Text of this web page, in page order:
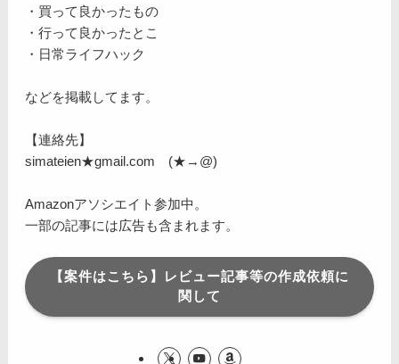
・買って良かったもの
・行って良かったとこ
・日常ライフハック
などを掲載してます。
【連絡先】
simateien★gmail.com (★→@)
Amazonアソシエイト参加中。
一部の記事には広告も含まれます。
【案件はこちら】レビュー記事等の作成依頼に
関して